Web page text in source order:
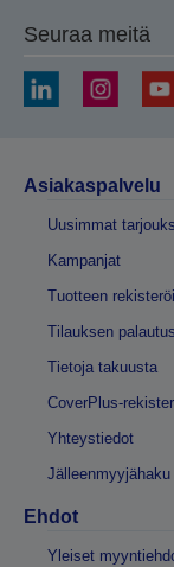
Seuraa meitä
Asiakaspalvelu
Uusimmat
Kampanjat
Tuotteen
Tilauksen palautus
Tietoja takuusta
CoverPlus-
Yhteystiedot
Jälleenmyyjähaku
Ehdot
Yleiset